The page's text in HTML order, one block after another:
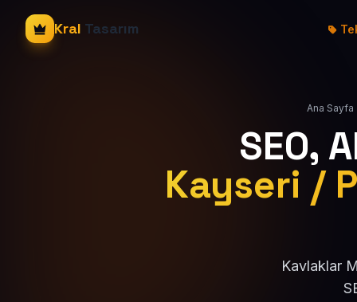
Kral Tasarım
Ana Sayfa
SEO,
Kayseri /
Kavlaklar